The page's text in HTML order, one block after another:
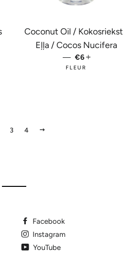
CENA
Coconut Oil /
Eļļa / Cocos Nucifera
— PARASTĀ
€6
FLEUR
3 4
Facebook
Instagram
YouTube